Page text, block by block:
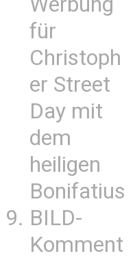
für
Christoph
er Street
Day mit
dem
heiligen
Bonifatius
BILD-
Komment